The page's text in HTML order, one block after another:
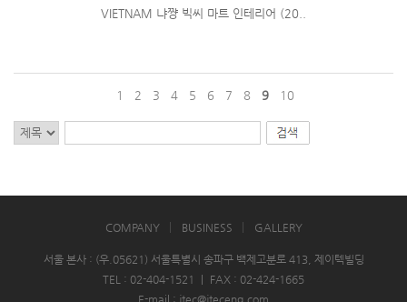
VIETNAM 냐쨩 빅씨 마트 인테리어 (20..
1 2 3 4 5 6 7 8 9 10
COMPANY BUSINESS GALLERY
서울 본사 : (우.05621) 서울특별시 송파구 백제고분로 413, 제이텍빌딩
TEL : 02-404-1521
FAX : 02-424-1665
E-mail : jtec@jteceng.com